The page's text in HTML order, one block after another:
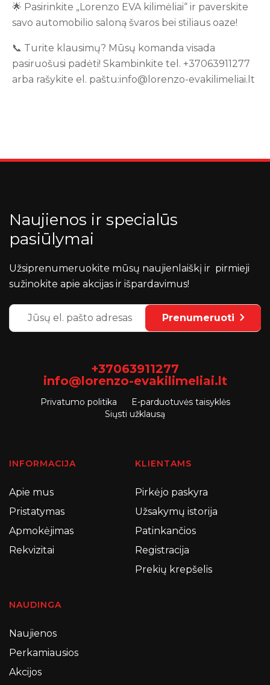
🌟 Pasirinkite „Lorenzo EVA kilimėliai“ ir paverskite
savo automobilio saloną švaros bei stiliaus oaze!
📞 Turite klausimų? Mūsų komanda visada
pasiruošusi padėti! Skambinkite tel. +37063911277
arba rašykite el. paštu:info@lorenzo-evakilimeliai.lt
Naujienos ir specialūs
pasiūlymai
Užsiprenumeruokite mūsų naujienlaiškį ir pirmieji
sužinokite apie akcijas ir išpardavimus!
Prenumeruoti
+37063911277
info@lorenzo-evakilimeliai.lt
Privatumo politika
E-parduotuvės taisyklės
Siųsti užklausą
INFORMACIJA
Apie mus
Pristatymas
Apmokėjimas
Rekvizitai
KLIENTAMS
Pirkėjo paskyra
Užsakymų istorija
Patinkančios
Registracija
Prekių krepšelis
NAUDINGA
Naujienos
Perkamiausios
Akcijos